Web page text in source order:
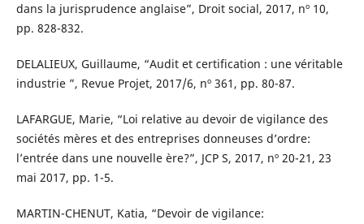
dans la jurisprudence anglaise”, Droit social, 2017, nº 10,
pp. 828-832.
DELALIEUX, Guillaume, “Audit et certification : une véritable
industrie ”, Revue Projet, 2017/6, nº 361, pp. 80-87.
LAFARGUE, Marie, “Loi relative au devoir de vigilance des
sociétés mères et des entreprises donneuses d’ordre:
l’entrée dans une nouvelle ère?”, JCP S, 2017, nº 20-21, 23
mai 2017, pp. 1-5.
MARTIN-CHENUT, Katia, “Devoir de vigilance: